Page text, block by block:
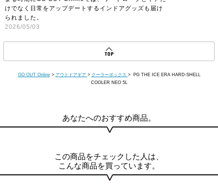
けでなく日常をアップデートするインドアグッズも届け
られました。
2026/05/03
GO OUT Online > アウトドアギア > クーラーボックス > PG THE ICE ERA HARD-SHELL
COOLER NEO 5L
あなたへのおすすめ商品。
この商品をチェックした人は、
こんな商品を買っています。